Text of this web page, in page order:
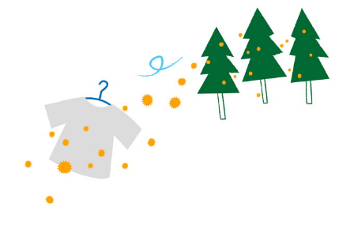
おすすめ